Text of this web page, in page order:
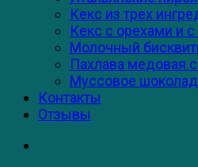
Кекс из трех
Кекс с орехами и
Молочный
Пахлава медовая
Муссовое
Контакты
Отзывы